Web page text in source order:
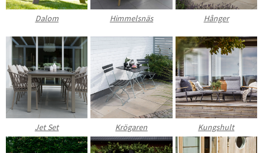
Dalom Himmelsnäs Hånger
Jet Set Krögaren Kungshult